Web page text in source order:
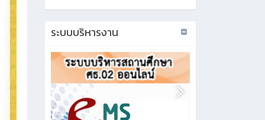
ระบบบริหารงาน